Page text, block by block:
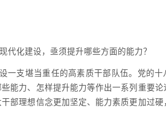
代化建设，亟须提升哪些方面的能力？
一支堪当重任的高素质干部队伍。党的十
能力、怎样提升能力等作出一系列重要论
部理想信念更加坚定、能力素质更加过硬